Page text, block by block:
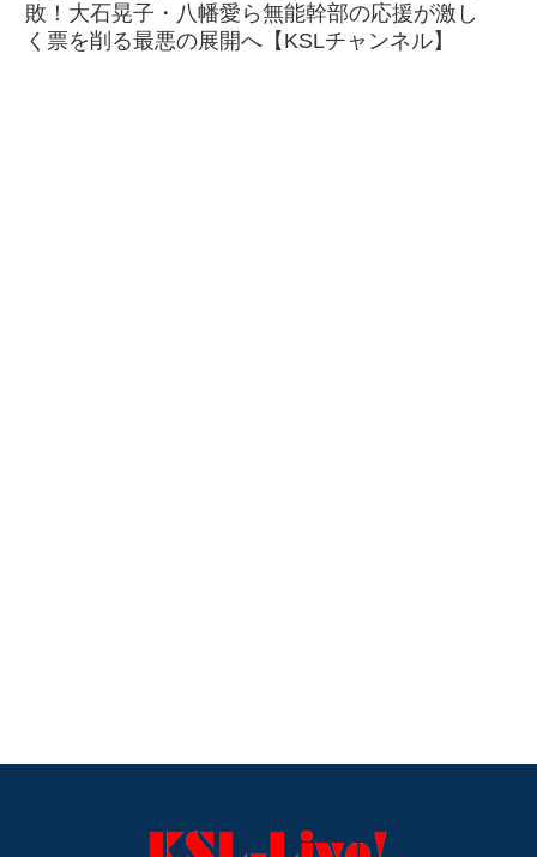
敗！大石晃子・八幡愛ら無能幹部の応援が激し
く票を削る最悪の展開へ【KSLチャンネル】